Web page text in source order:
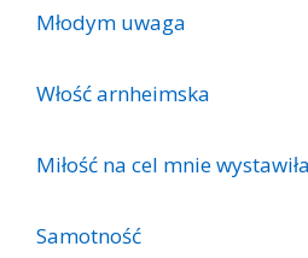
Młodym uwaga
Włość arnheimska
Miłość na cel mnie
Samotność